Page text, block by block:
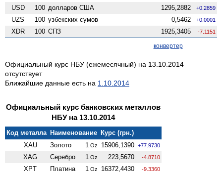
USD 100 долларов США 1295,2882 +0.2859
UZS 100 узбекских сумов 0,5462 +0.0001
XDR 100 СПЗ 1925,3405 -7.1151
конвертер
Официальный курс НБУ (ежемесячный) на 13.10.2014
отсутствует
Ближайшие данные есть на 1.10.2014
Официальный курс банковских металлов
НБУ на 13.10.2014
Код металла Наименование Курс (грн.)
XAU
Золото 1 Oz 15906,1390 +77.9730
XAG Серебро 1 Oz 223,5670 -4.8710
XPT Платина 1 Oz 16372,4430 -9.3360